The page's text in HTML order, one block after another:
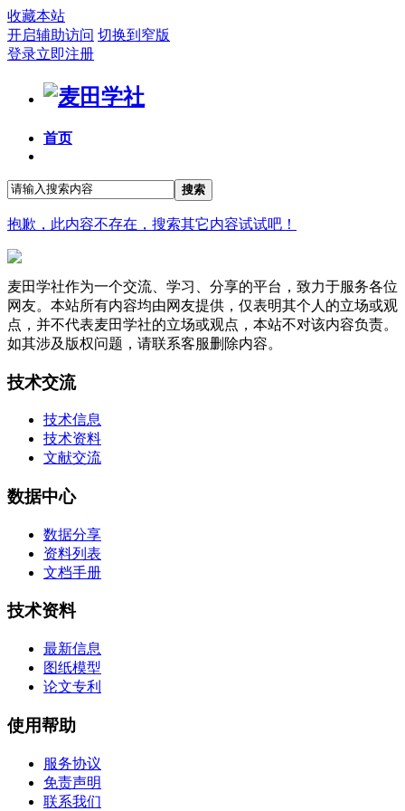
收藏本站
开启辅助访问 切换到窄版
登录立即注册
首页
搜索
抱歉，此内容不存在，搜索其它内容试试吧！
麦田学社作为一个交流、学习、分享的平台，致力于服务各位
网友。本站所有内容均由网友提供，仅表明其个人的立场或观
点，并不代表麦田学社的立场或观点，本站不对该内容负责。
如其涉及版权问题，请联系客服删除内容。
技术交流
技术信息
技术资料
文献交流
数据中心
数据分享
资料列表
文档手册
技术资料
最新信息
图纸模型
论文专利
使用帮助
服务协议
免责声明
联系我们